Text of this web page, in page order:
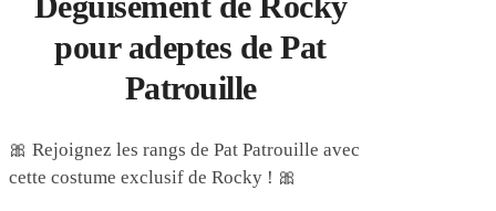
pour adeptes de Pat
Patrouille
🎀 Rejoignez les rangs de Pat Patrouille avec
cette costume exclusif de Rocky ! 🎀